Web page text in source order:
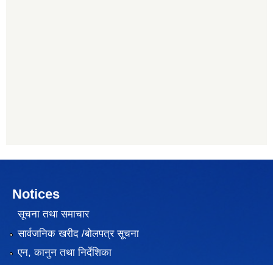
Notices
सूचना तथा समाचार
सार्वजनिक खरीद /बोलपत्र सूचना
एन, कानुन तथा निर्देशिका